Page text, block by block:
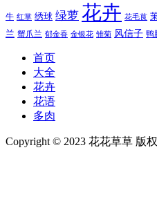
牛 红掌 绣球 绿萝 花卉 花毛茛
兰 蟹爪兰 郁金香 金银花 雏菊 风信子 鸭
首页
大全
花卉
花语
多肉
Copyright © 2023 花花草草 版